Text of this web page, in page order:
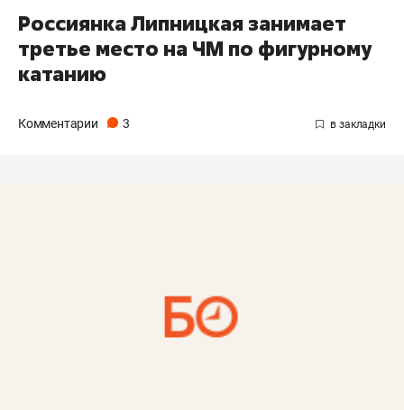
Россиянка Липницкая занимает
третье место на ЧМ по фигурному
катанию
Комментарии 3